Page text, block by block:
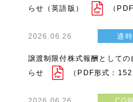
らせ（英語版）
（
2026.06.26 適
譲渡制限付株式報酬として
らせ
（PDF形式：152